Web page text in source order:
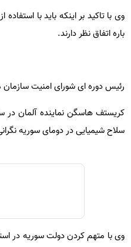
وی با تاکید بر اینکه باید با
باره اتفاق نظر دارند.
رئیس دوره ای شورای امنیت
کریستف هاسگن نماینده آلمان در
سلاح شیمیایی در دومای سوریه
وی با متهم کردن دولت سوریه در